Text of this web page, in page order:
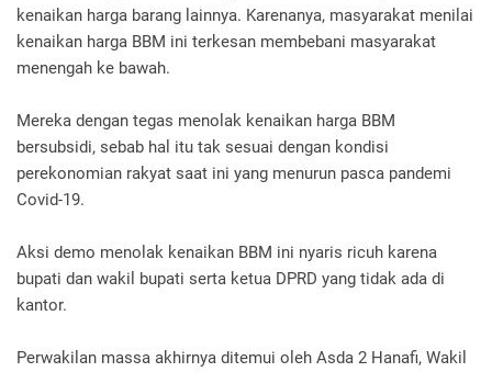
kenaikan harga barang lainnya. Karenanya, masyarakat menilai
kenaikan harga BBM ini terkesan membebani masyarakat
menengah ke bawah.
Mereka dengan tegas menolak kenaikan harga BBM
bersubsidi, sebab hal itu tak sesuai dengan kondisi
perekonomian rakyat saat ini yang menurun pasca pandemi
Covid-19.
Aksi demo menolak kenaikan BBM ini nyaris ricuh karena
bupati dan wakil bupati serta ketua DPRD yang tidak ada di
kantor.
Perwakilan massa akhirnya ditemui oleh Asda 2 Hanafi, Wakil